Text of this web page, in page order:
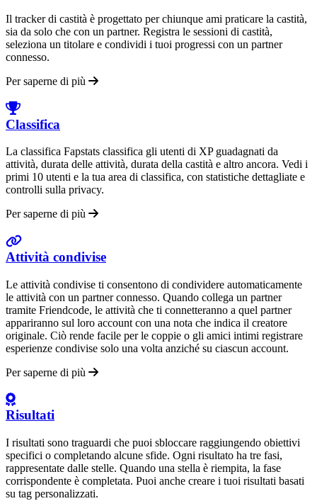
Il tracker di castità è progettato per chiunque ami praticare la castità,
sia da solo che con un partner. Registra le sessioni di castità,
seleziona un titolare e condividi i tuoi progressi con un partner
connesso.
Per saperne di più
Classifica
La classifica Fapstats classifica gli utenti di XP guadagnati da
attività, durata delle attività, durata della castità e altro ancora. Vedi i
primi 10 utenti e la tua area di classifica, con statistiche dettagliate e
controlli sulla privacy.
Per saperne di più
Attività condivise
Le attività condivise ti consentono di condividere automaticamente
le attività con un partner connesso. Quando collega un partner
tramite Friendcode, le attività che ti connetteranno a quel partner
appariranno sul loro account con una nota che indica il creatore
originale. Ciò rende facile per le coppie o gli amici intimi registrare
esperienze condivise solo una volta anziché su ciascun account.
Per saperne di più
Risultati
I risultati sono traguardi che puoi sbloccare raggiungendo obiettivi
specifici o completando alcune sfide. Ogni risultato ha tre fasi,
rappresentate dalle stelle. Quando una stella è riempita, la fase
corrispondente è completata. Puoi anche creare i tuoi risultati basati
su tag personalizzati.